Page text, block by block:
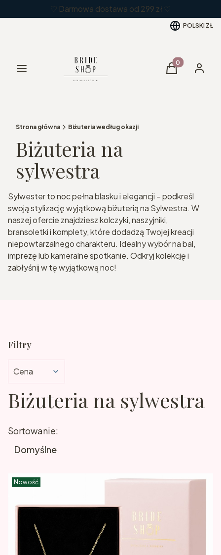
♡ Darmowa dostawa od 299 zł ♡
POLSKI ZŁ
Menu Produkty w
Koszyk
Strona główna Biżuteria według okazji
Biżuteria na
sylwestra
Sylwester to noc pełna blasku i elegancji – podkreśl
swoją stylizację wyjątkową biżuterią na Sylwestra. W
naszej ofercie znajdziesz kolczyki, naszyjniki,
bransoletki i komplety, które dodadzą Twojej kreacji
niepowtarzalnego charakteru. Idealny wybór na bal,
imprezę lub kameralne spotkanie. Odkryj kolekcję i
zabłyśnij w tę wyjątkową noc!
Filtry
Cena
Koniec filtrów
Biżuteria na sylwestra
Lista produktów
Sortowanie:
Domyślne
Nowość